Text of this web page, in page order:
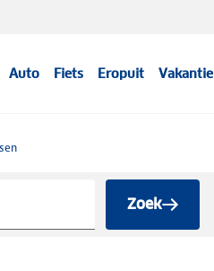
Auto Fiets Eropuit Vakantie
Zoek